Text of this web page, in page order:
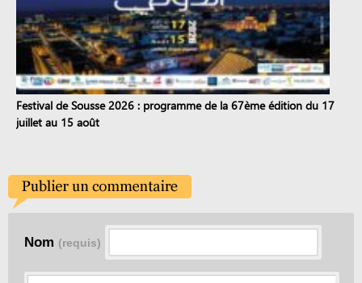
Festival de Sousse 2026 : programme de la 67ème édition du 17
juillet au 15 août
Nom (requis)